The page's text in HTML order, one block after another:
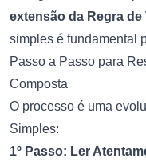
extensão da Regra de
simples é fundamental
Passo a Passo para
Composta
O processo é uma
Simples:
1º Passo: Ler